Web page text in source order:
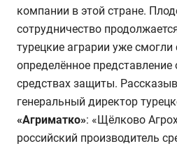
компании в этой стране.
сотрудничество
турецкие аграрии уже
определённое представление
средствах защиты.
генеральный директор
«Агриматко»: «Щёлково
российский производитель